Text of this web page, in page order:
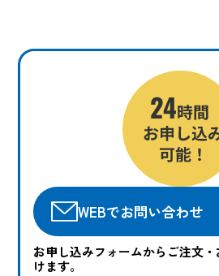
WEBでお問い合わせ
お申し込みフォームからご注文
けます。